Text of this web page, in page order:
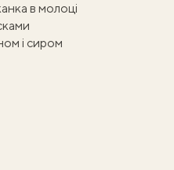
в молоці
і сиром